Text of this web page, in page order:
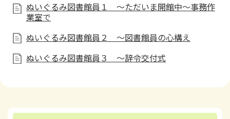
ぬいぐるみ図書館員１ ～ただいま開館中～事務作
業室で
ぬいぐるみ図書館員２ ～図書館員の心構え
ぬいぐるみ図書館員３ ～辞令交付式